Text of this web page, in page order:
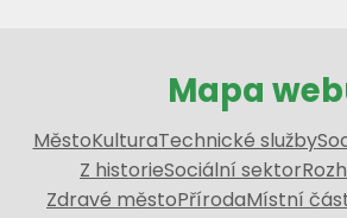
Mapa
MěstoKulturaTechnické služby
Z historieSociální sektor
Zdravé městoPřírodaMístní